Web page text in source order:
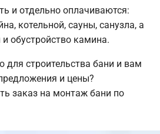
и отдельно оплачиваются:
котельной, сауны, санузла, а
обустройство камина.
строительства бани и вам
и цены?
заказ на монтаж бани по